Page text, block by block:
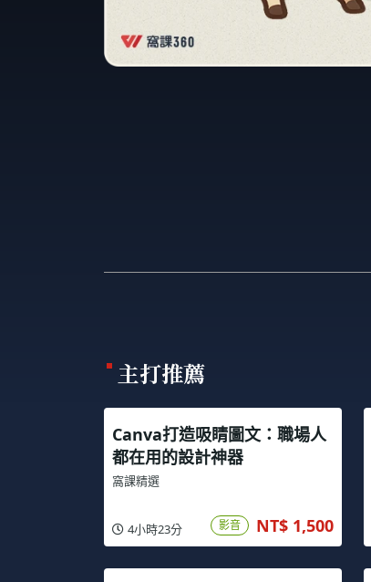
主打推薦
Canva打造吸睛圖文：職場人
都在用的設計神器
窩課精選
4小時23分 影音 NT$ 1,500